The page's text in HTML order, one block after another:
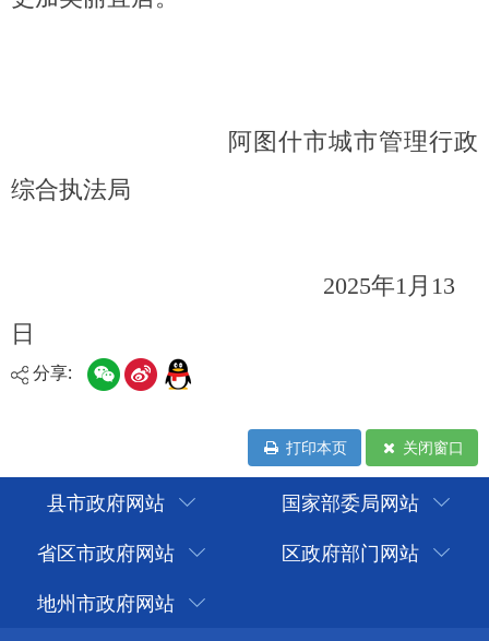
分享:
打印本页 关闭窗口
县市政府网站
国家部委局网站
省区市政府网站
区政府部门网站
地州市政府网站